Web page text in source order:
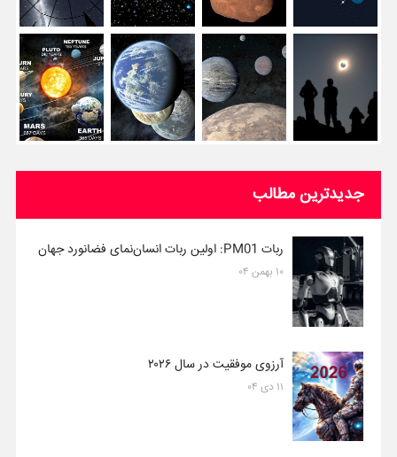
جدیدترین مطالب
ربات PM01: اولین ربات انسان‌نمای فضانورد جهان
۱۰ بهمن ۰۴
آرزوی موفقیت در سال ۲۰۲۶
۱۱ دی ۰۴